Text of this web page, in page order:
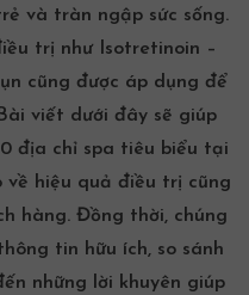
và tràn ngập sức sống.
trị như Isotretinoin –
cũng được áp dụng để
viết dưới đây sẽ giúp
địa chỉ spa tiêu biểu tại
về hiệu quả điều trị cũng
hàng. Đồng thời, chúng
tin hữu ích, so sánh
những lời khuyên giúp